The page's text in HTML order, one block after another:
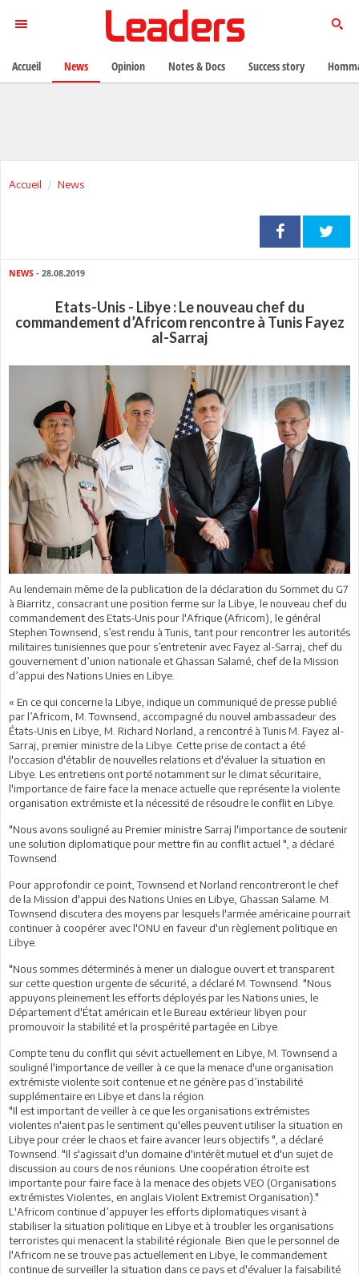
Accueil News
NEWS - 28.08.2019
Etats-Unis - Libye : Le nouveau chef du
commandement d’Africom rencontre à Tunis Fayez
al-Sarraj
Au lendemain même de la publication de la déclaration du Sommet du G7
à Biarritz, consacrant une position ferme sur la Libye, le nouveau chef du
commandement des Etats-Unis pour l'Afrique (Africom), le général
Stephen Townsend, s’est rendu à Tunis, tant pour rencontrer les autorités
militaires tunisiennes que pour s’entretenir avec Fayez al-Sarraj, chef du
gouvernement d’union nationale et Ghassan Salamé, chef de la Mission
d’appui des Nations Unies en Libye.
« En ce qui concerne la Libye, indique un communiqué de presse publié
par l’Africom, M. Townsend, accompagné du nouvel ambassadeur des
États-Unis en Libye, M. Richard Norland, a rencontré à Tunis M. Fayez al-
Sarraj, premier ministre de la Libye. Cette prise de contact a été
l'occasion d'établir de nouvelles relations et d'évaluer la situation en
Libye. Les entretiens ont porté notamment sur le climat sécuritaire,
l'importance de faire face la menace actuelle que représente la violente
organisation extrémiste et la nécessité de résoudre le conflit en Libye.
"Nous avons souligné au Premier ministre Sarraj l'importance de soutenir
une solution diplomatique pour mettre fin au conflit actuel ", a déclaré
Townsend.
Pour approfondir ce point, Townsend et Norland rencontreront le chef
de la Mission d'appui des Nations Unies en Libye, Ghassan Salame. M.
Townsend discutera des moyens par lesquels l'armée américaine pourrait
continuer à coopérer avec l'ONU en faveur d'un règlement politique en
Libye.
"Nous sommes déterminés à mener un dialogue ouvert et transparent
sur cette question urgente de sécurité, a déclaré M. Townsend. "Nous
appuyons pleinement les efforts déployés par les Nations unies, le
Département d'État américain et le Bureau extérieur libyen pour
promouvoir la stabilité et la prospérité partagée en Libye.
Compte tenu du conflit qui sévit actuellement en Libye, M. Townsend a
souligné l'importance de veiller à ce que la menace d'une organisation
extrémiste violente soit contenue et ne génère pas d’instabilité
supplémentaire en Libye et dans la région.
"Il est important de veiller à ce que les organisations extrémistes
violentes n'aient pas le sentiment qu'elles peuvent utiliser la situation en
Libye pour créer le chaos et faire avancer leurs objectifs ", a déclaré
Townsend. "Il s'agissait d'un domaine d'intérêt mutuel et d'un sujet de
discussion au cours de nos réunions. Une coopération étroite est
importante pour faire face à la menace des objets VEO (Organisations
extrémistes Violentes, en anglais Violent Extremist Organisation)."
L'Africom continue d’appuyer les efforts diplomatiques visant à
stabiliser la situation politique en Libye et à troubler les organisations
terroristes qui menacent la stabilité régionale. Bien que le personnel de
l'Africom ne se trouve pas actuellement en Libye, le commandement
continue de surveiller la situation dans ce pays et d'évaluer la faisabilité
Accueil News Opinion Notes & Docs Success story